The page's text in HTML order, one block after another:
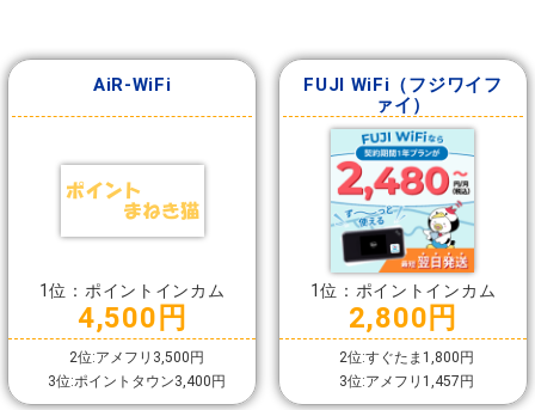
AiR-WiFi
1位：ポイントインカム
4,500円
2位:アメフリ3,500円
3位:ポイントタウン3,400円
FUJI WiFi（フジワイフ
ァイ）
1位：ポイントインカム
2,800円
2位:すぐたま1,800円
3位:アメフリ1,457円